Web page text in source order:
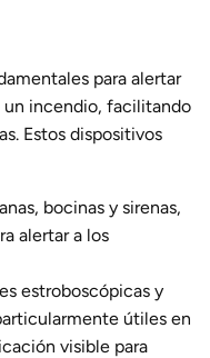
para alertar
un incendio, facilitando
Estos dispositivos
bocinas y sirenas,
alertar a los
estroboscópicas y
útiles en
visible para